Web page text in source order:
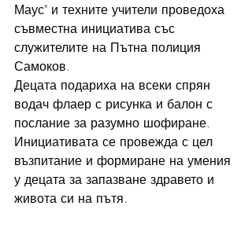
Маус" и техните учители проведоха
съвместна инициатива със
служителите на Пътна полиция
Самоков.
Децата подариха на всеки спрян
водач флаер с рисунка и балон с
послание за разумно шофиране.
Инициативата се провежда с цел
възпитание и формиране на умения
у децата за запазване здравето и
живота си на пътя.